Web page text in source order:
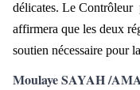
délicates. Le
affirmera que les deux
soutien nécessaire pour
Moulaye SAYAH /